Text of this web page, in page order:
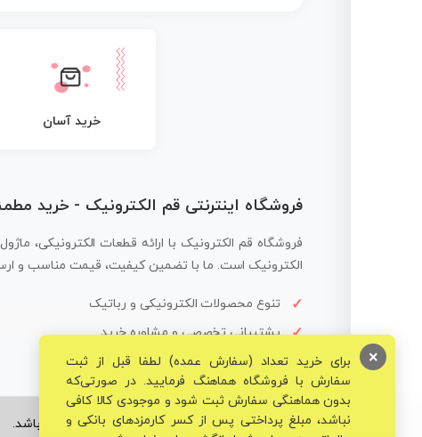
خرید آسان
فروشگاه اینترنتی قم الکترونیک - خرید
فروشگاه قم الکترونیک با ارائه قطعات الکترونیکی،
الکترونیک است. ما با تضمین کیفیت، قیمت مناسب و
تنوع محصولات الکترونیکی و رباتیک
پشتیبانی تخصصی و مشاوره خرید
© تمامی حقوق برای فروشگاه تخصصی قم الکترونیک محفوظ می‌باشد.
برای خرید تعداد (سفارش عمده) لطفا قبل از ثبت
سفارش با فروشگاه هماهنگ فرمایید. در صورتی‌که
بدون هماهنگی سفارش ثبت شود و موجودی کالا کافی
نباشد، مبلغ پرداختی پس از کسر کارمزدهای بانکی و
×